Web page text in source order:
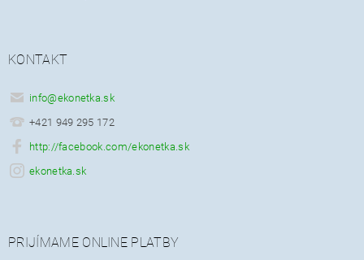
KONTAKT
info@ekonetka.sk
+421 949 295 172
http://facebook.com/ekonetka.sk
ekonetka.sk
PRIJÍMAME ONLINE PLATBY